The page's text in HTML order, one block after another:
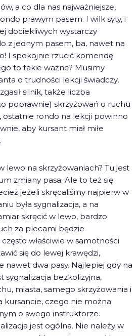
a co dla nas najważniejsze,
prawym pasem. I wilk syty, i
dociekliwych wystarczy
z jednym pasem, ba, nawet na
I spokojnie rzucić komendę
to takie ważne? Musimy
o trudności lekcji świadczy,
silnik, także liczba
poprawnie) skrzyżowań o ruchu
ostatnie rondo na lekcji powinno
aby kursant miał miłe
lewo na skrzyżowaniach? Tu jest
zmiany pasa. Ale to też się
jeżeli skręcaliśmy najpierw w
była sygnalizacja, a na
skręcić w lewo, bardzo
za plecami będzie
właściwie w samotności
się do lewej krawędzi,
nawet dwa pasy. Najlepiej gdy na
sygnalizacja bezkolizyjna,
miasta, samego skrzyżowania i
kursancie, czego nie można
o swego instruktorze.
jest ogólna. Nie należy w